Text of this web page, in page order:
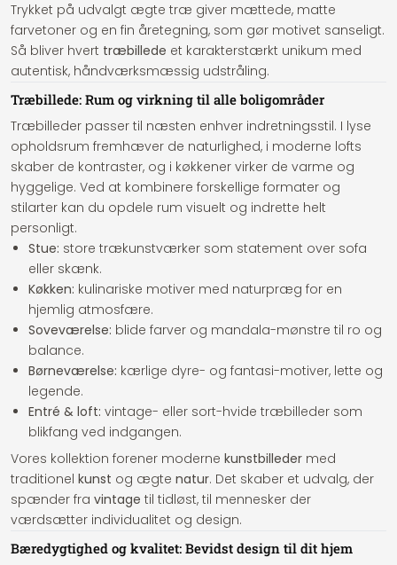
Trykket på udvalgt ægte træ giver mættede, matte
farvetoner og en fin åretegning, som gør motivet sanseligt.
Så bliver hvert træbillede et karakterstærkt unikum med
autentisk, håndværksmæssig udstråling.
Træbillede: Rum og virkning til alle boligområder
Træbilleder passer til næsten enhver indretningsstil. I lyse
opholdsrum fremhæver de naturlighed, i moderne lofts
skaber de kontraster, og i køkkener virker de varme og
hyggelige. Ved at kombinere forskellige formater og
stilarter kan du opdele rum visuelt og indrette helt
personligt.
Stue: store trækunstværker som statement over sofa
eller skænk.
Køkken: kulinariske motiver med naturpræg for en
hjemlig atmosfære.
Soveværelse: blide farver og mandala-mønstre til ro og
balance.
Børneværelse: kærlige dyre- og fantasi-motiver, lette og
legende.
Entré & loft: vintage- eller sort-hvide træbilleder som
blikfang ved indgangen.
Vores kollektion forener moderne kunstbilleder med
traditionel kunst og ægte natur. Det skaber et udvalg, der
spænder fra vintage til tidløst, til mennesker der
værdsætter individualitet og design.
Bæredygtighed og kvalitet: Bevidst design til dit hjem